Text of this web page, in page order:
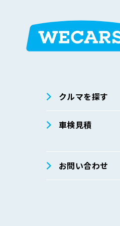
① 基本方針の整備
個人データの
取得、利用、
③ 組織的安全管理措置
就業規則等に
個人データの
個人データの
クルマを探す
車検見積
お問い合わせ